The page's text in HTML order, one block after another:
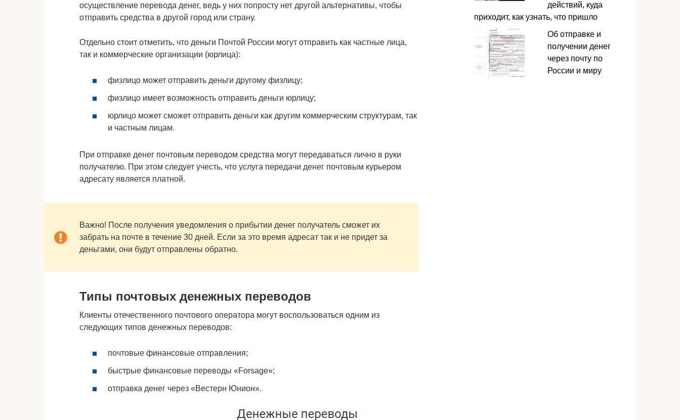
осуществление перевода денег, ведь у них попросту нет другой альтернативы, чтобы
отправить средства в другой город или страну.
Отдельно стоит отметить, что деньги Почтой России могут отправить как частные лица,
так и коммерческие организации (юрлица):
физлицо может отправить деньги другому физлицу;
физлицо имеет возможность отправить деньги юрлицу;
юрлицо может сможет отправить деньги как другим коммерческим структурам, так
и частным лицам.
При отправке денег почтовым переводом средства могут передаваться лично в руки
получателю. При этом следует учесть, что услуга передачи денег почтовым курьером
адресату является платной.
Важно! После получения уведомления о прибытии денег получатель сможет их
забрать на почте в течение 30 дней. Если за это время адресат так и не придет за
деньгами, они будут отправлены обратно.
Типы почтовых денежных переводов
Клиенты отечественного почтового оператора могут воспользоваться одним из
следующих типов денежных переводов:
почтовые финансовые отправления;
быстрые финансовые переводы «Forsage»;
отправка денег через «Вестерн Юнион».
действий, куда
приходит, как узнать, что пришло
Об отправке и
получении денег
через почту по
России и миру